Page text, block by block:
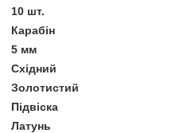
10 шт.
Карабін
5 мм
Східний
Золотистий
Підвіска
Латунь